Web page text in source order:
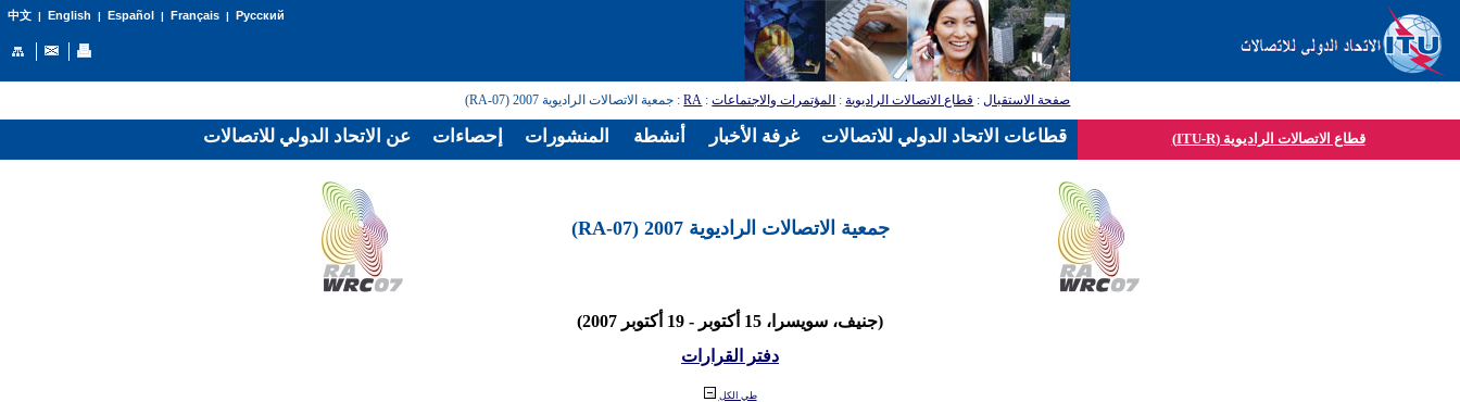
中文| English | Español | Français| Русский
صفحة الاستقبال: قطاع الاتصالات الراديوية: المؤتمرات والاجتماعات:
RA: جمعية الاتصالات الراديوية 2007 (RA-07)
قطاع الاتصالات الراديوية (ITU-R)
جمعية الاتصالات الراديوية 2007 (RA-07)
(جنيف، سويسرا، 15 أكتوبر - 19 أكتوبر 2007)
دفتر القرارات
طي الكل
عن الاتحاد الدولي للاتصالات إحصاءات المنشورات أنشطة غرفة الأخبار قطاعات الاتحاد الدولي للاتصالات